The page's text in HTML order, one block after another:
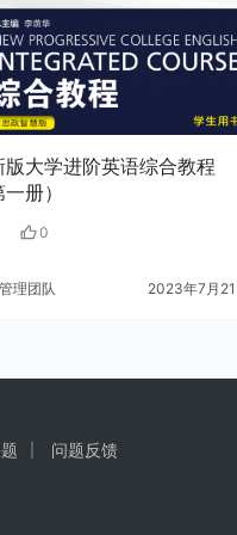
版大学进阶英语综合教程
一册）
0
管理团队 2023年7月
问题反馈